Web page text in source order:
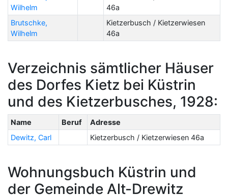
Wilhelm
46a
Brutschke,
Wilhelm
Kietzerbusch / Kietzerwiesen
46a
Verzeichnis sämtlicher Häuser
des Dorfes Kietz bei Küstrin
und des Kietzerbusches, 1928:
Name Beruf
Adresse
Dewitz, Carl
Kietzerbusch / Kietzerwiesen 46a
Wohnungsbuch Küstrin und
der Gemeinde Alt-Drewitz